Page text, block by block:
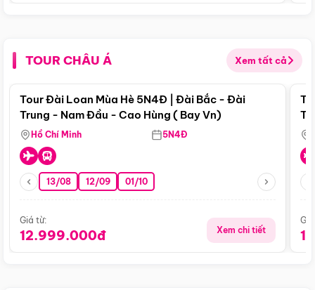
TOUR CHÂU Á Xem tất cả
Điểm nổi bật
Tour Đài Loan Mùa Hè 5N4Đ | Đài Bắc - Đài
Trung - Nam Đầu - Cao Hùng ( Bay Vn)
Hồ Chí Minh 5N4Đ
13/08 12/09 01/10
Giá từ:
12.999.000đ Xem chi tiết